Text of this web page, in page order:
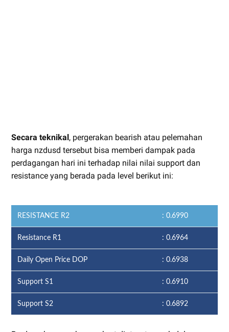
Secara teknikal , pergerakan bearish atau pelemahan
harga nzdusd tersebut bisa memberi dampak pada
perdagangan hari ini terhadap nilai nilai support dan
resistance yang berada pada level berikut ini:
RESISTANCE R2 : 0.6990
Resistance R1 : 0.6964
Daily Open Price DOP : 0.6938
Support S1 : 0.6910
Support S2 : 0.6892